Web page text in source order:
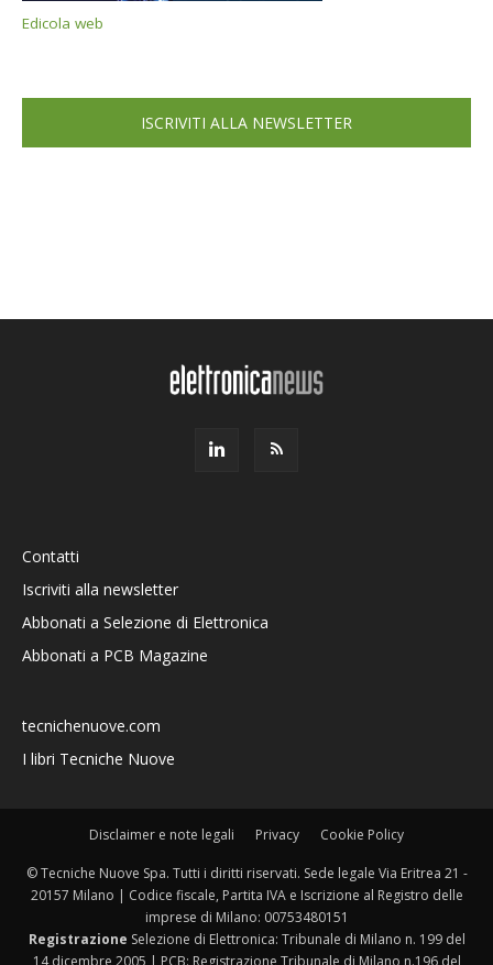
Edicola web
ISCRIVITI ALLA NEWSLETTER
Contatti
Iscriviti alla newsletter
Abbonati a Selezione di Elettronica
Abbonati a PCB Magazine
tecnichenuove.com
I libri Tecniche Nuove
Disclaimer e note legali Privacy Cookie Policy
© Tecniche Nuove Spa. Tutti i diritti riservati. Sede legale Via Eritrea 21 -
20157 Milano | Codice fiscale, Partita IVA e Iscrizione al Registro delle
imprese di Milano: 00753480151
Registrazione Selezione di Elettronica: Tribunale di Milano n. 199 del
14 dicembre 2005 | PCB: Registrazione Tribunale di Milano n.196 del